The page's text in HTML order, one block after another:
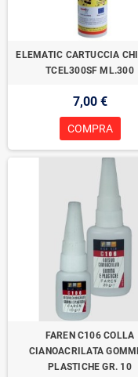
ELEMATIC CARTUCCIA
TCEL300SF ML.300
7,00 €
COMPRA
FAREN C106 COLLA
CIANOACRILATA
PLASTICHE GR. 10